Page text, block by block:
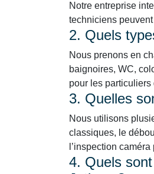
Notre entreprise
techniciens
2. Quels
Nous prenons en
baignoires, WC,
pour les
3. Quelles
Nous utilisons
classiques, le
l’inspection
4. Quels